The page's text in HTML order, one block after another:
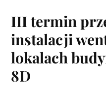
III termin
instalacji
lokalach
8D